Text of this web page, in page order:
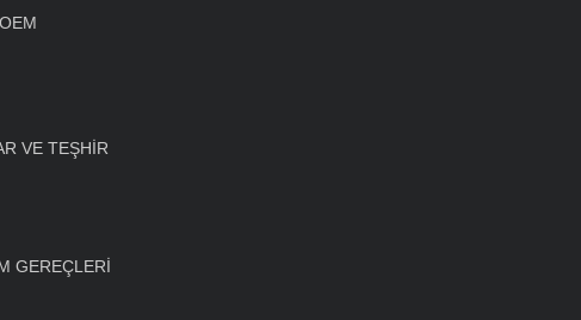
VE TEŞHİR
GEREÇLERİ